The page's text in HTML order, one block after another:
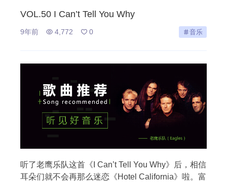
搜索
杂志
VOL.50 I Can’t Tell You Why
9年前 4,772 0 音乐
听了老鹰乐队这首《I Can’t Tell You Why》后，相信
耳朵们就不会再那么迷恋《Hotel California》啦。富